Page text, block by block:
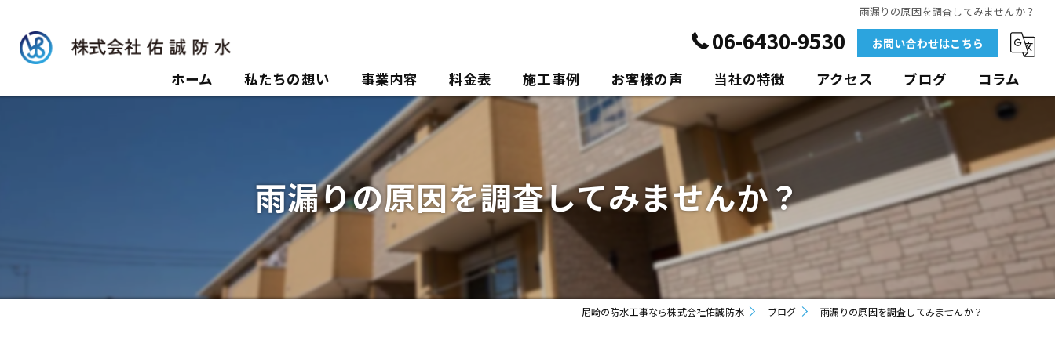
雨漏りの原因を調査してみませんか？
06-6430-9530 お問い合わせはこちら
ホーム 私たちの想い 事業内容
ポリウレアについて
料金表 施工事例 お客様の声 当社の特徴
外壁
マンション
ビル
ポリウレア
アクセス ブログ コラム
雨漏りの原因を調査してみませんか？
尼崎の防水工事なら株式会社佑誠防水 ブログ 雨漏りの原因を調査してみませんか？